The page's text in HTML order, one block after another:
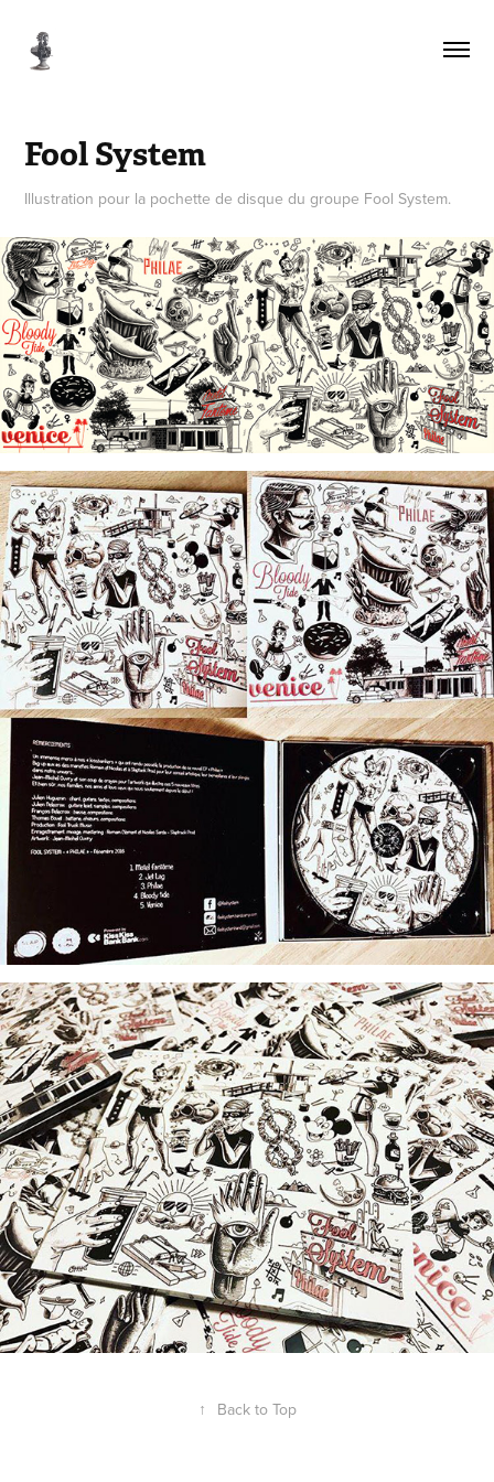
Fool System
Illustration pour la pochette de disque du groupe Fool System.
↑ Back to Top